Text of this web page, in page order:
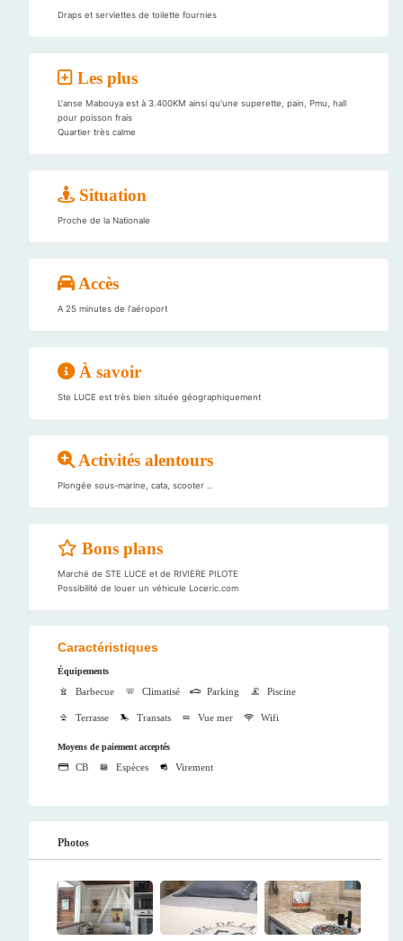
Draps et serviettes de toilette fournies
Les plus
L'anse Mabouya est à 3.400KM ainsi qu'une superette, pain, Pmu, hall
pour poisson frais
Quartier très calme
Situation
Proche de la Nationale
Accès
A 25 minutes de l'aéroport
À savoir
Ste LUCE est très bien située géographiquement
Activités alentours
Plongée sous-marine, cata, scooter ..
Bons plans
Marché de STE LUCE et de RIVIERE PILOTE
Possibilité de louer un véhicule Loceric.com
Caractéristiques
Équipements
Barbecue Climatisé Parking Piscine
Terrasse Transats Vue mer Wifi
Moyens de paiement acceptés
CB Espèces Virement
Photos